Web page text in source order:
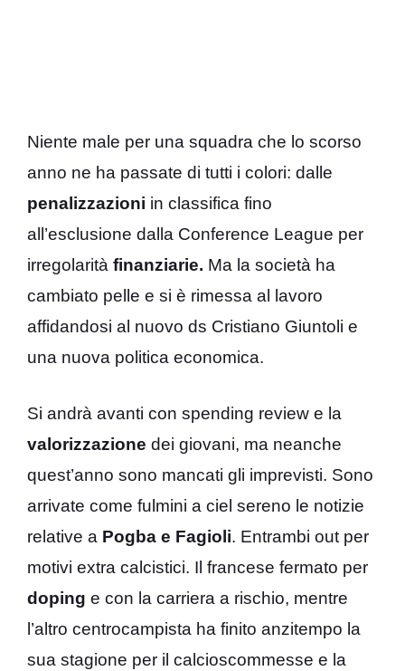
Niente male per una squadra che lo scorso
anno ne ha passate di tutti i colori: dalle
penalizzazioni in classifica fino
all’esclusione dalla Conference League per
irregolarità finanziarie. Ma la società ha
cambiato pelle e si è rimessa al lavoro
affidandosi al nuovo ds Cristiano Giuntoli e
una nuova politica economica.
Si andrà avanti con spending review e la
valorizzazione dei giovani, ma neanche
quest’anno sono mancati gli imprevisti. Sono
arrivate come fulmini a ciel sereno le notizie
relative a Pogba e Fagioli. Entrambi out per
motivi extra calcistici. Il francese fermato per
doping e con la carriera a rischio, mentre
l’altro centrocampista ha finito anzitempo la
sua stagione per il calcioscommesse e la